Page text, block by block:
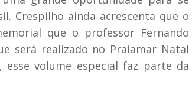
Crespilho ainda acrescenta que o
que o professor Fernando
será realizado no Praiamar Natal
volume especial faz parte da